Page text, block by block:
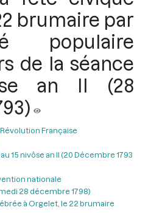
brumaire par
populaire
de la séance
an II (28
Française
15 nivôse an II (20 Décembre 1793
nationale
28 décembre 1798)
à Orgelet, le 22 brumaire